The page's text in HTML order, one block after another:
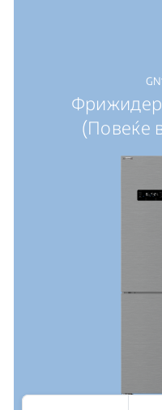
Инвертер
Фрижидер
(Повеќе